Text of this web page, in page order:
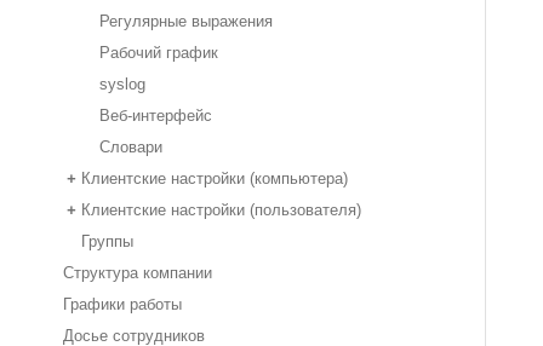
Регулярные выражения
Рабочий график
syslog
Веб-интерфейс
Словари
+ Клиентские настройки (компьютера)
+ Клиентские настройки (пользователя)
Группы
Структура компании
Графики работы
Досье сотрудников